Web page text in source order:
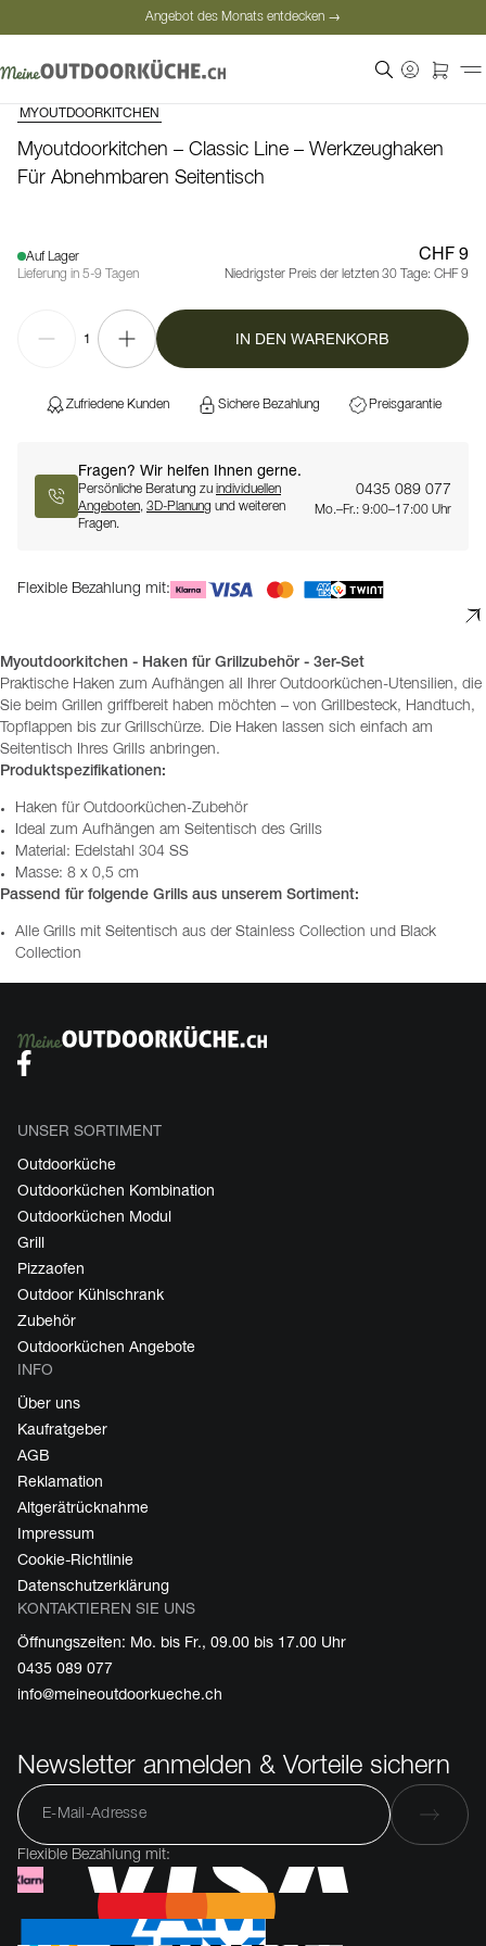
Angebot des Monats entdecken →
Angebot des Monats entdecken →
MYOUTDOORKITCHEN
Myoutdoorkitchen – Classic Line – Werkzeughaken
Für Abnehmbaren Seitentisch
Auf Lager
Lieferung in 5-9 Tagen
CHF 9
Niedrigster Preis der letzten 30 Tage: CHF 9
1 IN DEN WARENKORB
Zufriedene Kunden Sichere Bezahlung Preisgarantie
Fragen? Wir helfen Ihnen gerne.
Persönliche Beratung zu individuellen
Angeboten, 3D-Planung und weiteren
Fragen.
0435 089 077
Mo.–Fr.: 9:00–17:00 Uhr
Flexible Bezahlung mit:
Myoutdoorkitchen - Haken für Grillzubehör - 3er-Set
Praktische Haken zum Aufhängen all Ihrer Outdoorküchen-Utensilien, die
Sie beim Grillen griffbereit haben möchten – von Grillbesteck, Handtuch,
Topflappen bis zur Grillschürze. Die Haken lassen sich einfach am
Seitentisch Ihres Grills anbringen.
Produktspezifikationen:
Haken für Outdoorküchen-Zubehör
Ideal zum Aufhängen am Seitentisch des Grills
Material: Edelstahl 304 SS
Masse: 8 x 0,5 cm
Passend für folgende Grills aus unserem Sortiment:
Alle Grills mit Seitentisch aus der Stainless Collection und Black
Collection
UNSER SORTIMENT
Outdoorküche
Outdoorküchen Kombination
Outdoorküchen Modul
Grill
Pizzaofen
Outdoor Kühlschrank
Zubehör
Outdoorküchen Angebote
INFO
Über uns
Kaufratgeber
AGB
Reklamation
Altgerätrücknahme
Impressum
Cookie-Richtlinie
Datenschutzerklärung
KONTAKTIEREN SIE UNS
Öffnungszeiten: Mo. bis Fr., 09.00 bis 17.00 Uhr
0435 089 077
info@meineoutdoorkueche.ch
Newsletter anmelden & Vorteile sichern
Flexible Bezahlung mit: